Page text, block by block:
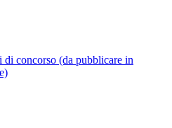
di concorso (da pubblicare in